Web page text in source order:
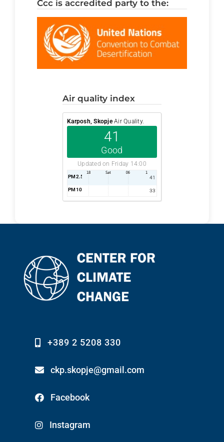
ccc is accredited party to the:
air quality index
Karposh, SkopjeAir Quality.
41
Good
Updated on Friday 14:00
PM2.5 AQI 41
PM10 AQI 33
+389 2 5208 330
ckp.skopje@gmail.com
Facebook
Instagram